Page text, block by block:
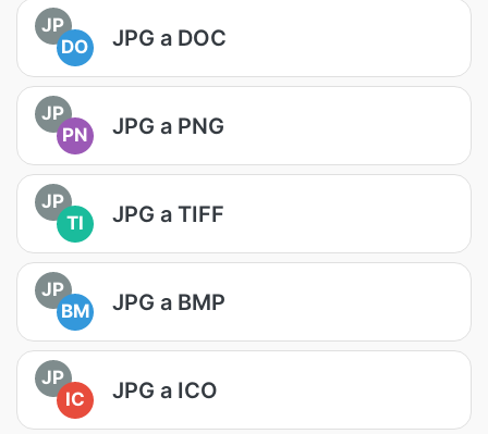
JP
DO
JPG a DOC
JP
PN
JPG a PNG
JP
TI
JPG a TIFF
JP
BM
JPG a BMP
JP
IC
JPG a ICO